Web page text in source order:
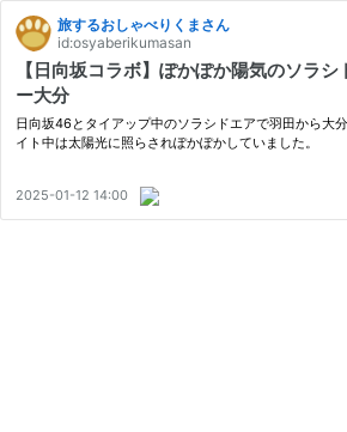
旅するおしゃべりくまさん
id:osyaberikumasan
【日向坂コラボ】ぽかぽか陽気のソラシ
ー大分
日向坂46とタイアップ中のソラシドエアで羽田から大
イト中は太陽光に照らされぽかぽかしていました。
2025-01-12 14:00